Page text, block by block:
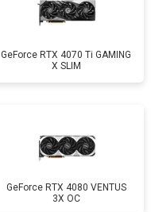
GeForce RTX 4070 Ti GAMING
X SLIM
GeForce RTX 4080 VENTUS
3X OC